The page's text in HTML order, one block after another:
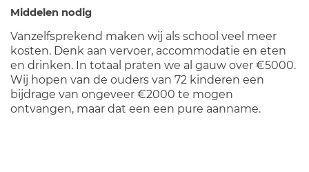
Middelen nodig
Vanzelfsprekend maken wij als school veel meer
kosten. Denk aan vervoer, accommodatie en eten
en drinken. In totaal praten we al gauw over €5000.
Wij hopen van de ouders van 72 kinderen een
bijdrage van ongeveer €2000 te mogen
ontvangen, maar dat een een pure aanname.